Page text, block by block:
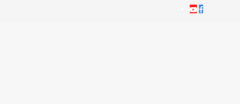
Youtube
Facebook